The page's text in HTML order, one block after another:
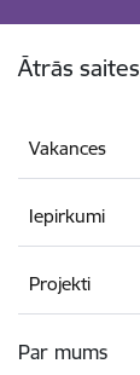
Ātrās saites
Vakances
Iepirkumi
Projekti
Par mums